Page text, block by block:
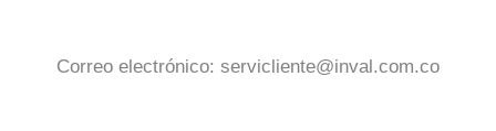
Correo electrónico: servicliente@inval.com.co